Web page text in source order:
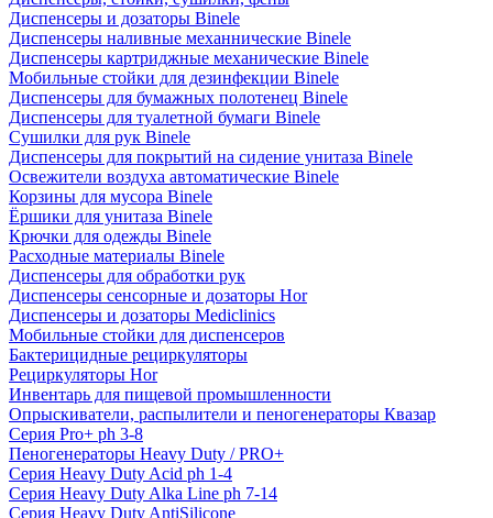
Диспенсеры и дозаторы Binele
Диспенсеры наливные механнические Binele
Диспенсеры картриджные механические Binele
Мобильные стойки для дезинфекции Binele
Диспенсеры для бумажных полотенец Binele
Диспенсеры для туалетной бумаги Binele
Сушилки для рук Binele
Диспенсеры для покрытий на сидение унитаза Binele
Освежители воздуха автоматические Binele
Корзины для мусора Binele
Ёршики для унитаза Binele
Крючки для одежды Binele
Расходные материалы Binele
Диспенсеры для обработки рук
Диспенсеры сенсорные и дозаторы Hor
Диспенсеры и дозаторы Mediclinics
Мобильные стойки для диспенсеров
Бактерицидные рециркуляторы
Рециркуляторы Hor
Инвентарь для пищевой промышленности
Опрыскиватели, распылители и пеногенераторы Квазар
Серия Pro+ ph 3-8
Пеногенераторы Heavy Duty / PRO+
Серия Heavy Duty Acid ph 1-4
Серия Heavy Duty Alka Line ph 7-14
Серия Heavy Duty AntiSilicone